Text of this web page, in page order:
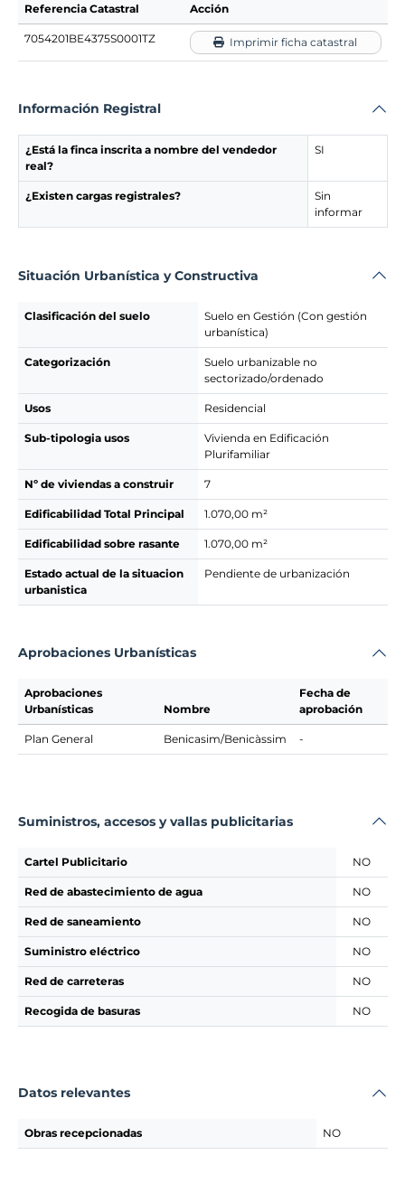
Referencia Catastral Acción
7054201BE4375S0001TZ Imprimir ficha catastral
Información Registral
¿Está la finca inscrita a nombre del vendedor
real?
SI
¿Existen cargas registrales?
Sin
informar
Situación Urbanística y Constructiva
Clasificación del suelo
Suelo en Gestión (Con gestión
urbanística)
Categorización
Suelo urbanizable no
sectorizado/ordenado
Usos Residencial
Sub-tipologia usos
Vivienda en Edificación
Plurifamiliar
Nº de viviendas a construir 7
Edificabilidad Total Principal 1.070,00 m²
Edificabilidad sobre rasante 1.070,00 m²
Estado actual de la situacion
urbanistica
Pendiente de urbanización
Aprobaciones Urbanísticas
Aprobaciones
Urbanísticas
Nombre
Fecha de
aprobación
Plan General Benicasim/Benicàssim -
Suministros, accesos y vallas publicitarias
Cartel Publicitario NO
Red de abastecimiento de agua NO
Red de saneamiento NO
Suministro eléctrico NO
Red de carreteras NO
Recogida de basuras NO
Datos relevantes
Obras recepcionadas NO